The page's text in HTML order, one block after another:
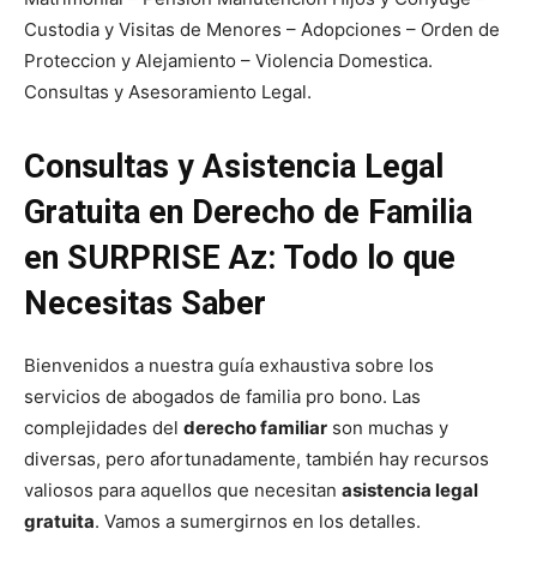
Custodia y Visitas de Menores – Adopciones – Orden de
Proteccion y Alejamiento – Violencia Domestica.
Consultas y Asesoramiento Legal.
Consultas y Asistencia Legal
Gratuita en Derecho de Familia
en SURPRISE Az: Todo lo que
Necesitas Saber
Bienvenidos a nuestra guía exhaustiva sobre los
servicios de abogados de familia pro bono. Las
complejidades del derecho familiar son muchas y
diversas, pero afortunadamente, también hay recursos
valiosos para aquellos que necesitan asistencia legal
gratuita. Vamos a sumergirnos en los detalles.